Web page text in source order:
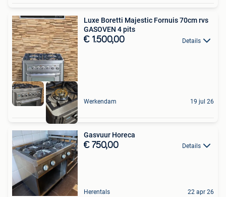
Luxe Boretti Majestic Fornuis 70cm rvs
GASOVEN 4 pits
€ 1.500,00 Details
Werkendam 19 jul 26
Gasvuur Horeca
€ 750,00 Details
Herentals 22 apr 26